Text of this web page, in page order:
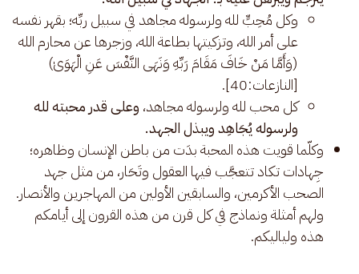
وكل مُحِبٍّ لله ولرسوله مجاهد في سبيل ربِّه؛ بقهر نفسه
على أمر الله، وتزكيتها بطاعة الله، وزجرها عن محارم الله
(وَأَمَّا مَنْ خَافَ مَقَامَ رَبِّهِ وَنَهَى النَّفْسَ عَنِ الْهَوَىٰ)
[النازعات:40].
كل محب لله ولرسوله مجاهد،وعلى قدر محبته لله
ولرسوله يُجَاهِد ويبذل الجهد.
وكلّما قويت هذه المحبة بدَت من باطن الإنسان وظاهره؛
جِهادات تكاد تتعجَّب فيها العقول وتَحَار، من مثل جهد
الصحب الأكرمين، والسابقين الأولين من المهاجرين والأنصار.
ولهم أمثلة ونماذج في كل قرن من هذه القرون إلى أيامكم
هذه ولياليكم.